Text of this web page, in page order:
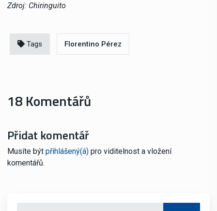
Zdroj: Chiringuito
Tags Florentino Pérez
18 Komentářů
Přidat komentář
Musíte být přihlášený(á) pro viditelnost a vložení
komentářů.